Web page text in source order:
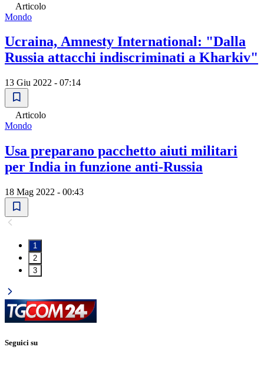
Articolo
Mondo
Ucraina, Amnesty International: "Dalla
Russia attacchi indiscriminati a Kharkiv"
13 Giu 2022 - 07:14
Articolo
Mondo
Usa preparano pacchetto aiuti militari
per India in funzione anti-Russia
18 Mag 2022 - 00:43
1
2
3
Seguici su